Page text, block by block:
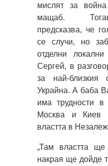
мислят за
мащаб.
предсказва, че
се случи, но
отделни
Сергей, в
за най-
Украйна. А баба
има трудности
Москва и Киев
властта в
„Там властта
накрая ще дойде